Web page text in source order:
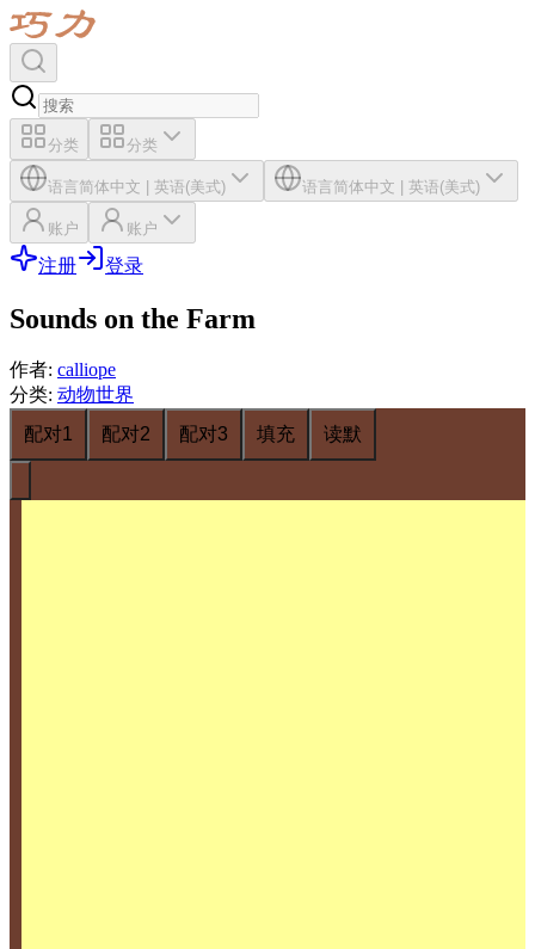
分类 分类
语言简体中文 | 英语(美式) 语言简体中文 | 英语(美式)
账户 账户
注册 登录
Sounds on the Farm
作者: calliope
分类: 动物世界
配对1
配对2 配对3 填充 读默